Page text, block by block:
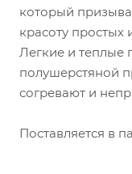
который
красоту простых
Легкие и теплые
полушерстяной
согревают и
Поставляется в